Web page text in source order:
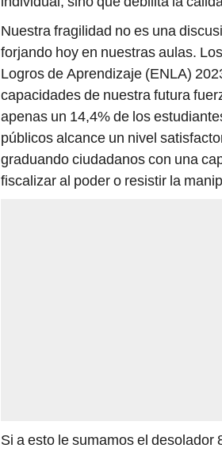
Nuestra fragilidad no es una
forjando hoy en nuestras aulas.
Logros de Aprendizaje (ENLA)
capacidades de nuestra futura
apenas un 14,4% de los
públicos alcance un nivel
graduando ciudadanos con una
fiscalizar al poder o resistir la
Si a esto le sumamos el